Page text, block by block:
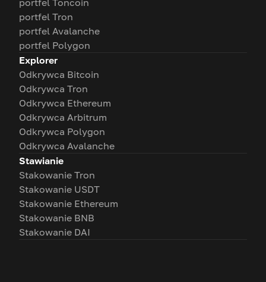
portfel Toncoin
portfel Tron
portfel Avalanche
portfel Polygon
Explorer
Odkrywca Bitcoin
Odkrywca Tron
Odkrywca Ethereum
Odkrywca Arbitrum
Odkrywca Polygon
Odkrywca Avalanche
Stawianie
Stakowanie Tron
Stakowanie USDT
Stakowanie Ethereum
Stakowanie BNB
Stakowanie DAI